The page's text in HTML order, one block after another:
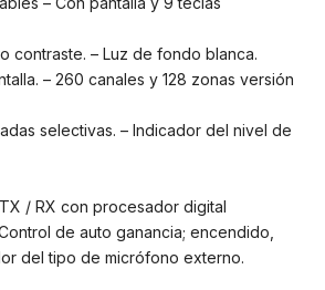
contraste. – Luz de fondo blanca.
– 260 canales y 128 zonas versión
selectivas. – Indicador del nivel de
/ RX con procesador digital
de auto ganancia; encendido,
del tipo de micrófono externo.